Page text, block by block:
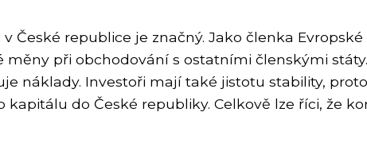
České republice je značný. Jako členka
při obchodování s ostatními členskými
náklady. Investoři mají také jistotu stability,
do České republiky. Celkově lze říci, že